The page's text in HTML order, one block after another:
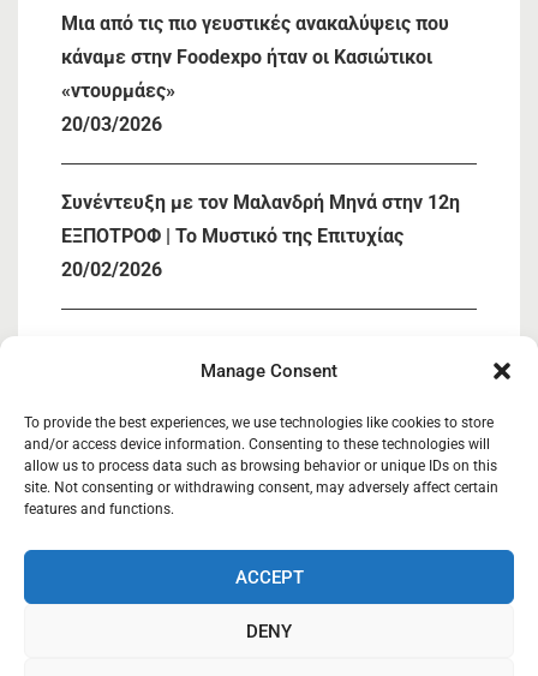
Manage Consent
To provide the best experiences, we use technologies like cookies to store
and/or access device information. Consenting to these technologies will
allow us to process data such as browsing behavior or unique IDs on this
site. Not consenting or withdrawing consent, may adversely affect certain
features and functions.
ACCEPT
DENY
Μια από τις πιο γευστικές ανακαλύψεις που
κάναμε στην Foodexpo ήταν οι Κασιώτικοι
«ντουρμάες»
20/03/2026
Συνέντευξη με τον Μαλανδρή Μηνά στην 12η
ΕΞΠΟΤΡΟΦ | Το Μυστικό της Επιτυχίας
20/02/2026
05/02/2026
Κάσιος Κοιν.Σ.Επ 27/03/2025
Κάσιος Κοινωνική Συνεταιριστική Επιχείρηση.